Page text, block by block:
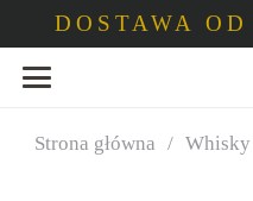
DOSTAWA
Strona główna / Whisky